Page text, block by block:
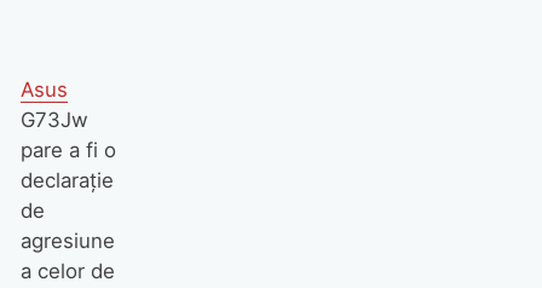
Asus
G73Jw
pare a fi o
declaraţie
de
agresiune
a celor de